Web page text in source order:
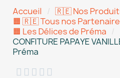
Accueil
🇷🇪 Nos
🟧 🇷🇪 Tous nos
🟧 Les Délices de Préma
CONFITURE PAPAYE
Préma
    